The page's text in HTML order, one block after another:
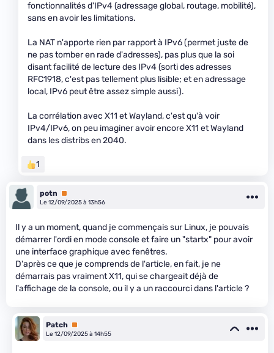
fonctionnalités d'IPv4 (adressage global, routage, mobilité),
sans en avoir les limitations.
La NAT n'apporte rien par rapport à IPv6 (permet juste de
ne pas tomber en rade d'adresses), pas plus que la soi
disant facilité de lecture des IPv4 (sorti des adresses
RFC1918, c'est pas tellement plus lisible; et en adressage
local, IPv6 peut être assez simple aussi).
La corrélation avec X11 et Wayland, c'est qu'à voir
IPv4/IPv6, on peu imaginer avoir encore X11 et Wayland
dans les distribs en 2040.
1
potn
Premium
Le 12/09/2025 à 13h56
Il y a un moment, quand je commençais sur Linux, je pouvais
démarrer l'ordi en mode console et faire un "startx" pour avoir
une interface graphique avec fenêtres.
D'après ce que je comprends de l'article, en fait, je ne
démarrais pas vraiment X11, qui se chargeait déjà de
l'affichage de la console, ou il y a un raccourci dans l'article ?
Patch Premium
Le 12/09/2025 à 14h55